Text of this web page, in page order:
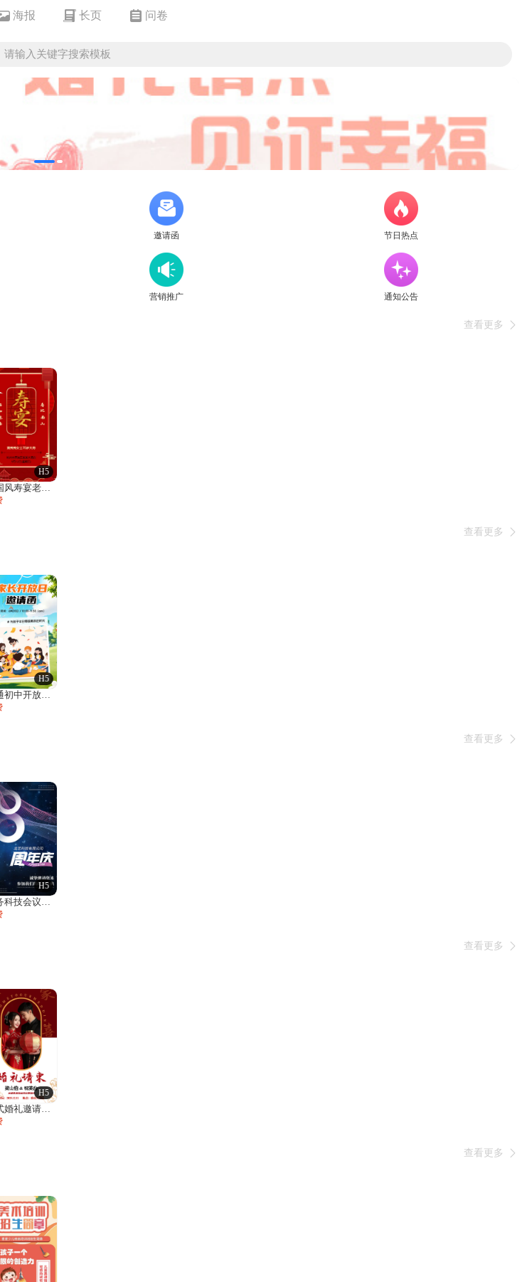
海报 长页 问卷
请输入关键字搜索模板
邀请函 节日热点
营销推广 通知公告
查看更多 
H5
中国风寿宴老人生日宴会邀请函寿宴请帖请柬
查看更多 
H5
卡通初中开放日活动邀请函家长会活动邀请函
查看更多 
H5
商务科技会议邀请函论坛峰会招商展会
查看更多 
H5
中式婚礼邀请函结婚请柬请帖喜帖
查看更多 